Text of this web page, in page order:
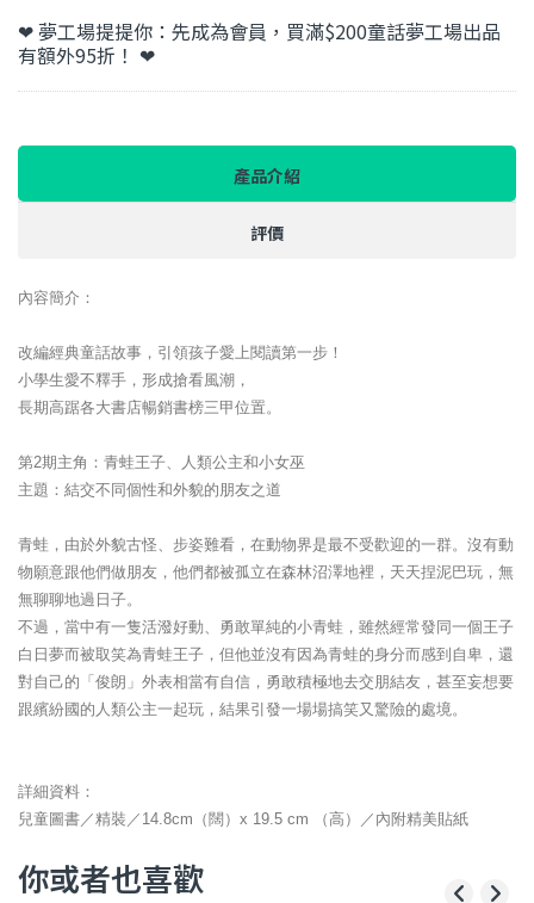
❤ 夢工場提提你：先成為會員，買滿$200童話夢工場出品
有額外95折！ ❤
產品介紹
評價
內容簡介：
改編經典童話故事，引領孩子愛上閱讀第一步！
小學生愛不釋手，形成搶看風潮，
長期高踞各大書店暢銷書榜三甲位置。
第2期主角：青蛙王子、人類公主和小女巫
主題：結交不同個性和外貌的朋友之道
青蛙，由於外貌古怪、步姿難看，在動物界是最不受歡迎的一群。沒有動
物願意跟他們做朋友，他們都被孤立在森林沼澤地裡，天天捏泥巴玩，無
無聊聊地過日子。
不過，當中有一隻活潑好動、勇敢單純的小青蛙，雖然經常發同一個王子
白日夢而被取笑為青蛙王子，但他並沒有因為青蛙的身分而感到自卑，還
對自己的「俊朗」外表相當有自信，勇敢積極地去交朋結友，甚至妄想要
跟繽紛國的人類公主一起玩，結果引發一場場搞笑又驚險的處境。
詳細資料：
兒童圖書／精裝／14.8cm（闊）x 19.5 cm （高）／內附精美貼紙
你或者也喜歡